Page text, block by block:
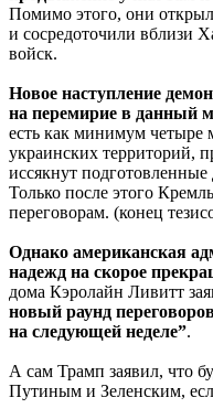
Помимо этого, они
и сосредоточили вблизи
войск.
Новое наступление
на перемирие в данный
есть как минимум четыре
украинских территорий,
иссякнут подготовленные
Только после этого
переговорам. (конец
Однако американская
надежд на скорое
дома Кэролайн Ливитт
новый раунд
на следующей неделе”.
А сам Трамп заявил, что
Путиным и Зеленским,